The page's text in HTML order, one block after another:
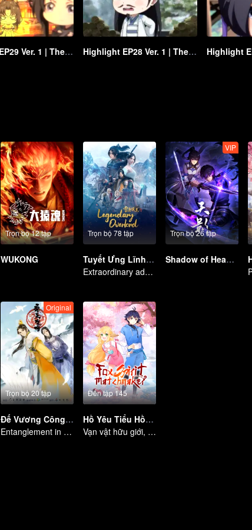
Highlight EP29 Ver. 1 | The Founder of Diabolism Q Highlight EP28 Ver. 1 | The Founder of Diabolism Q
Trọn bộ 12 tập
WUKONG
Trọn bộ 78 tập
Tuyết Ưng Lĩnh Chủ
Extraordinary adventure, a teenager reborn from adversity.
Trọn bộ 26 tập
VIP
Shadow of Heaven
Trọn bộ 20 tập
Original
Đế Vương Công Lược
Entanglement in the palace
Đến tập 145
Hồ Yêu Tiểu Hồng Nương
Vạn vật hữu giới, yêu hận vô vàn